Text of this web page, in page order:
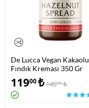
De Lucca Vegan Kakaolu
Fındık Kreması 350 Gr
11900₺14500 ₺